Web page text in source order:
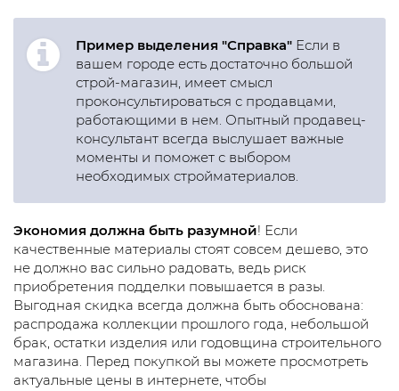
Пример выделения "Справка" Если в
вашем городе есть достаточно большой
строй-магазин, имеет смысл
проконсультироваться с продавцами,
работающими в нем. Опытный продавец-
консультант всегда выслушает важные
моменты и поможет с выбором
необходимых стройматериалов.
Экономия должна быть разумной! Если
качественные материалы стоят совсем дешево, это
не должно вас сильно радовать, ведь риск
приобретения подделки повышается в разы.
Выгодная скидка всегда должна быть обоснована:
распродажа коллекции прошлого года, небольшой
брак, остатки изделия или годовщина строительного
магазина. Перед покупкой вы можете просмотреть
актуальные цены в интернете, чтобы